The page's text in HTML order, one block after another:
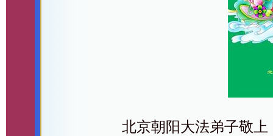
北京朝阳大法弟子敬上